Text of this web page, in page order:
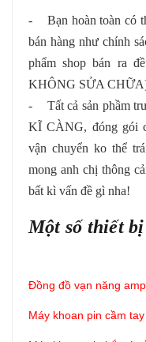
- Bạn hoàn toàn có
bán hàng như chính
phẩm shop bán ra
KHÔNG SỬA
- Tất cả sản phầm
KĨ CÀNG, đóng gói
vận chuyển ko thể
mong anh chị thông
bất kì vấn đề gì nha!
Một số thiết
Đồng đồ vạn năng
Máy khoan pin cầm